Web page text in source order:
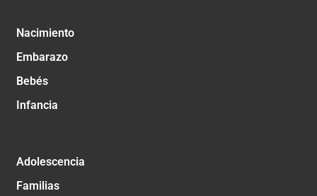
Nacimiento
Embarazo
Bebés
Infancia
Adolescencia
Familias